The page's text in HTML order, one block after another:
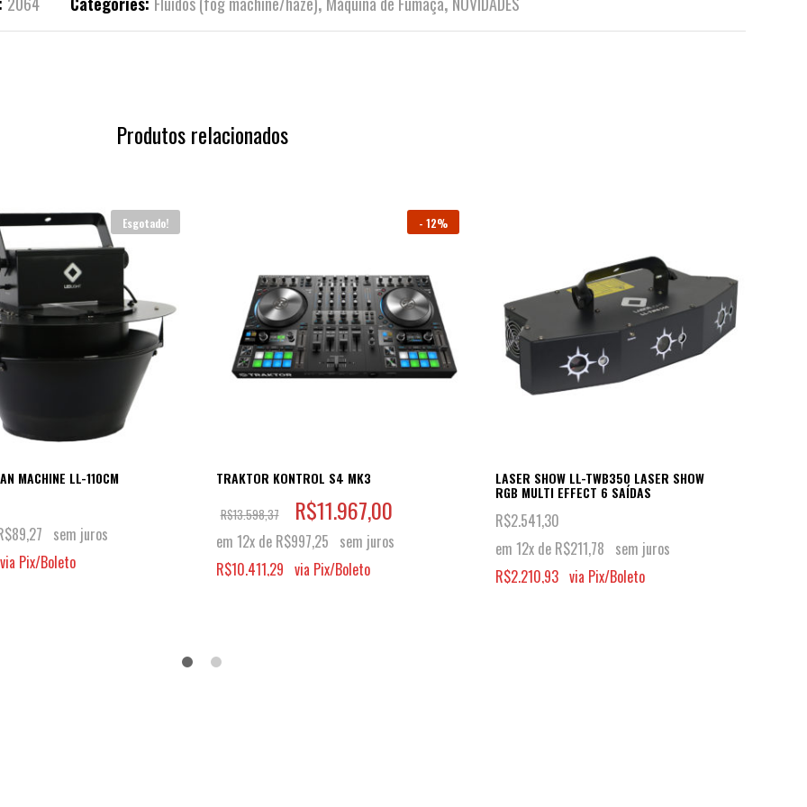
Produtos relacionados
Esgotado!
MACHINE LL-110CM
89,27 sem juros
via Pix/Boleto
- 12%
TRAKTOR KONTROL S4 MK3
R$13.598,37 R$11.967,00
em 12x de R$997,25 sem juros
R$10.411,29 via Pix/Boleto
LASER SHOW LL-TWB350 LASER SHOW
RGB MULTI EFFECT 6 SAÍDAS
R$2.541,30
em 12x de R$211,78 sem juros
R$2.210,93 via Pix/Boleto